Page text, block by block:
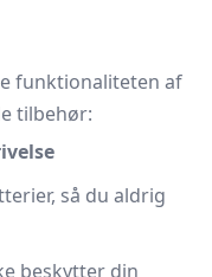
funktionaliteten af
tilbehør:
så du aldrig
beskytter din